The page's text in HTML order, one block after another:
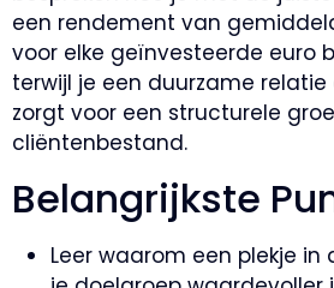
een rendement van
voor elke geïnvesteerde euro
terwijl je een duurzame
zorgt voor een structurele
cliëntenbestand.
Belangrijkste
Leer waarom een plekje in